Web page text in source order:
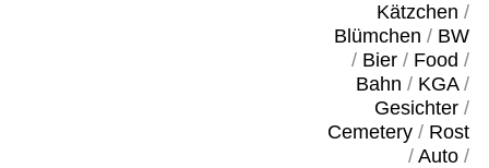
Kätzchen /
Blümchen / BW
/ Bier/ Food /
Bahn / KGA/
Gesichter/
Cemetery/ Rost
/ Auto/